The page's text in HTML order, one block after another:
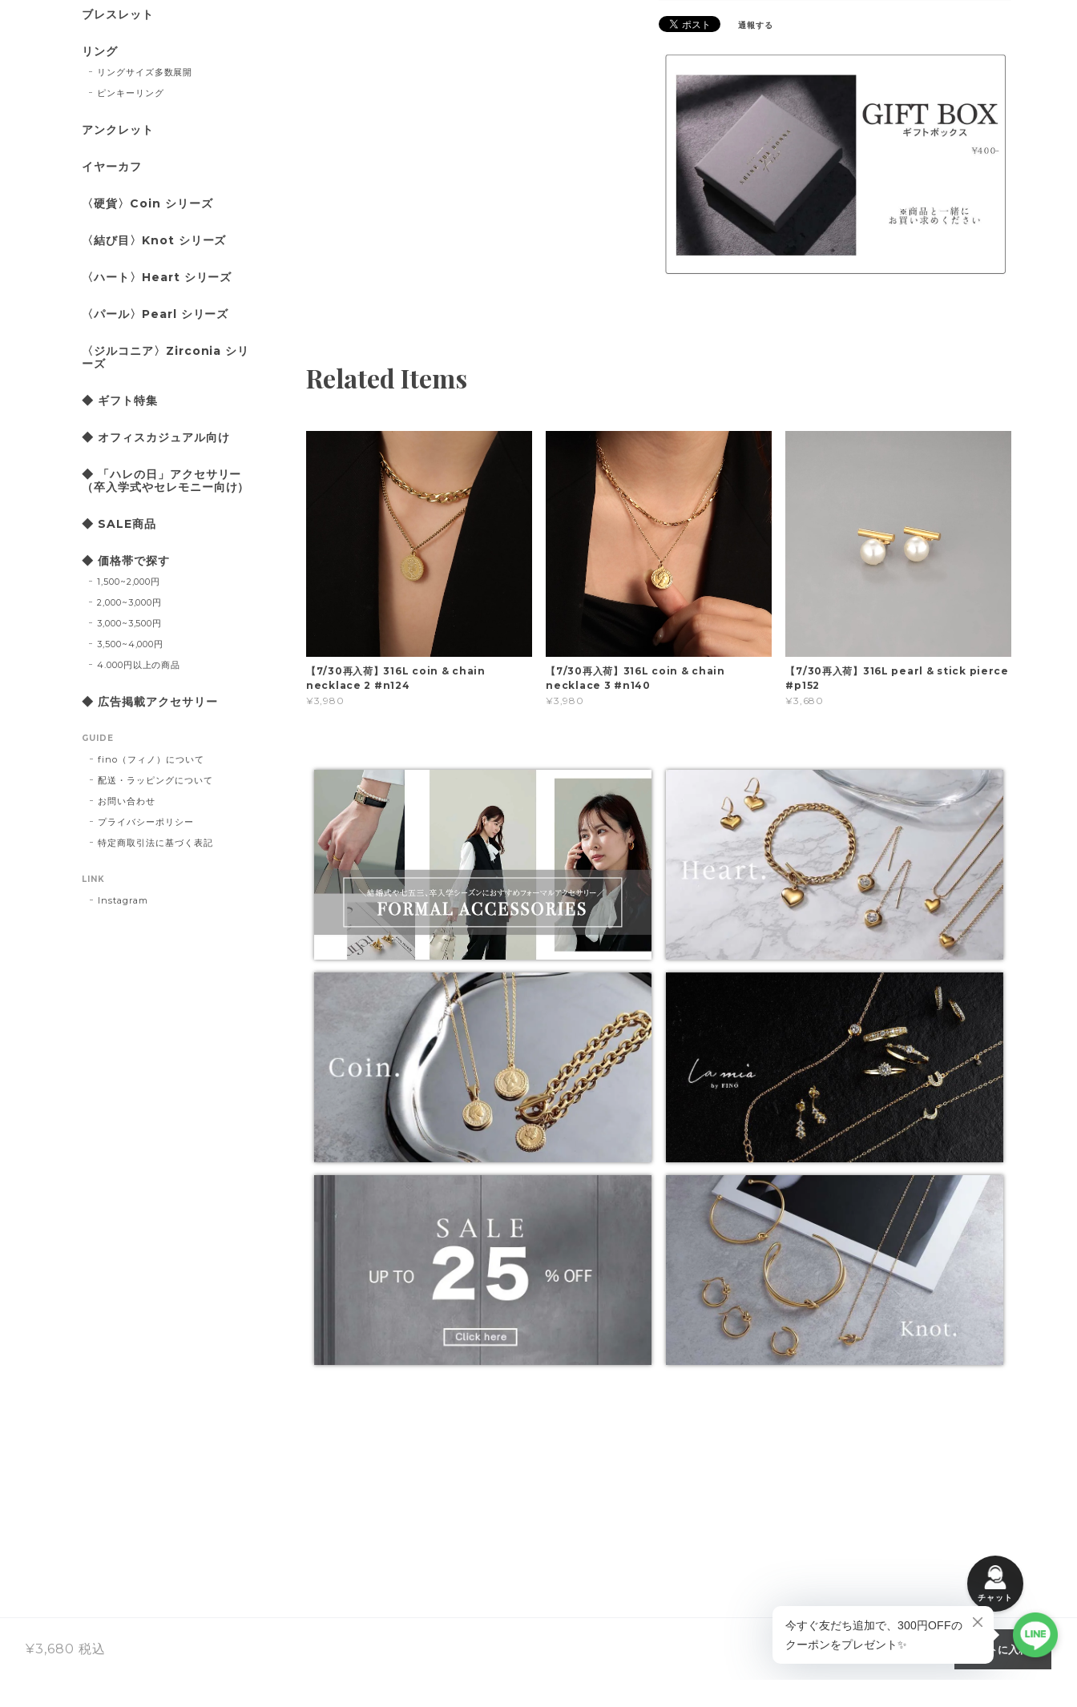
¥3,680 税込 カートに入れる
◆発送日・到着日の指定はできません。お問い合わせや備
や不具合、ご注文内容に誤りがないかの確認をお願いいた
◆万が一不良品をお届けしてしまった場合は、すぐにお取
り替えさせていただきますので、お手数ですが「ご注文者
様のお名前、商品欠陥・不良箇所の写真」を添付しチャッ
トからお問い合わせください。
◆不良品・誤配送の場合以外のお客様都合によるキャンセ
ル・返品はお受けできません。
通報する
Related Items
【7/30再入荷】316L coin & chain
necklace 2 #n124
¥3,980
【7/30再入荷】316L coin & chain
necklace 3 #n140
¥3,980
【7/30再入荷】316L pearl & stick pierce
#p152
¥3,680
ブレスレット
リング
リングサイズ多数展開
ピンキーリング
アンクレット
イヤーカフ
〈硬貨〉Coin シリーズ
〈結び目〉Knot シリーズ
〈ハート〉Heart シリーズ
〈パール〉Pearl シリーズ
〈ジルコニア〉Zirconia シリ
ーズ
◆ ギフト特集
◆ オフィスカジュアル向け
◆ 「ハレの日」アクセサリー
（卒入学式やセレモニー向け）
◆ SALE商品
◆ 価格帯で探す
1,500~2,000円
2,000~3,000円
3,000~3,500円
3,500~4,000円
4.000円以上の商品
◆ 広告掲載アクセサリー
GUIDE
fino（フィノ）について
配送・ラッピングについて
お問い合わせ
プライバシーポリシー
特定商取引法に基づく表記
LINK
Instagram
チャット